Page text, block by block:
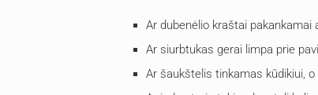
Ar dubenėlio kraštai pakankamai
Ar siurbtukas gerai limpa prie
Ar šaukštelis tinkamas kūdikiui,